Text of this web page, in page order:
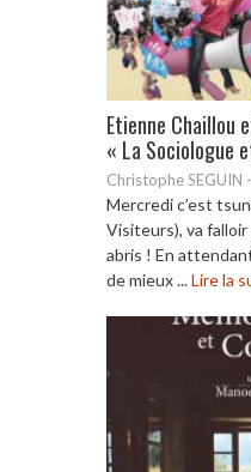
Etienne Chaillou
« La Sociologue
Christophe SEGUIN -
Mercredi c’est
Visiteurs), va
abris ! En
de mieux ...Lire la